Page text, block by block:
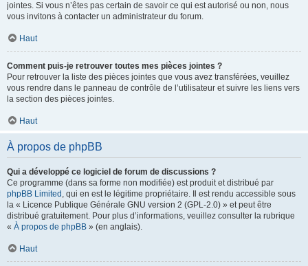
jointes. Si vous n’êtes pas certain de savoir ce qui est autorisé ou non, nous
vous invitons à contacter un administrateur du forum.
Haut
Comment puis-je retrouver toutes mes pièces jointes ?
Pour retrouver la liste des pièces jointes que vous avez transférées, veuillez
vous rendre dans le panneau de contrôle de l’utilisateur et suivre les liens vers
la section des pièces jointes.
Haut
À propos de phpBB
Qui a développé ce logiciel de forum de discussions ?
Ce programme (dans sa forme non modifiée) est produit et distribué par
phpBB Limited , qui en est le légitime propriétaire. Il est rendu accessible sous
la « Licence Publique Générale GNU version 2 (GPL-2.0) » et peut être
distribué gratuitement. Pour plus d’informations, veuillez consulter la rubrique
« À propos de phpBB » (en anglais).
Haut